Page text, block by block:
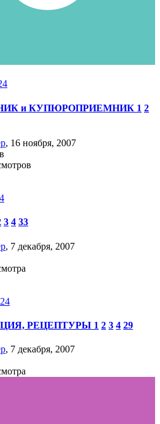
и КУПЮРОПРИЕМНИК 1 2
, 16 ноября, 2007
3 4 33
, 7 декабря, 2007
РЕЦЕПТУРЫ 1 2 3 4 29
, 7 декабря, 2007